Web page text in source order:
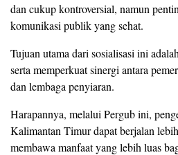
dan cukup kontroversial, namun
komunikasi publik yang sehat.
Tujuan utama dari sosialisasi ini
serta memperkuat sinergi antara
dan lembaga penyiaran.
Harapannya, melalui Pergub ini,
Kalimantan Timur dapat berjalan
membawa manfaat yang lebih luas